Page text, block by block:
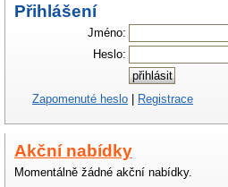
Přihlášení
Jméno:
Heslo:
Zapomenuté heslo Registrace
Akční nabídky
Momentálně žádné akční nabídky.